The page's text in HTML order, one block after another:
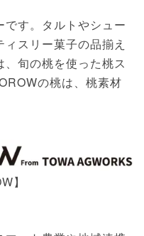
す。タルトやシュー
スリー菓子の品揃え
旬の桃を使った桃ス
の桃は、桃素材
】